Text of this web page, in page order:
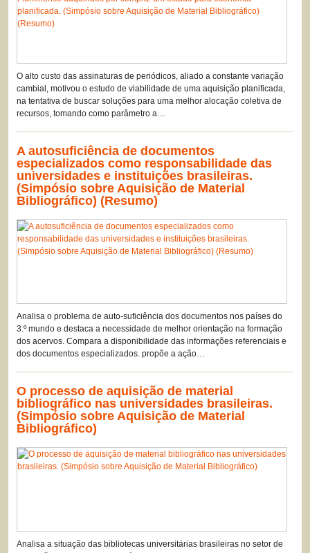
O alto custo das assinaturas de periódicos, aliado a constante variação
cambial, motivou o estudo de viabilidade de uma aquisição planificada,
na tentativa de buscar soluções para uma melhor alocação coletiva de
recursos, tomando como parâmetro a…
A autosuficiência de documentos
especializados como responsabilidade das
universidades e instituições brasileiras.
(Simpósio sobre Aquisição de Material
Bibliográfico) (Resumo)
Analisa o problema de auto-suficiência dos documentos nos países do
3.º mundo e destaca a necessidade de melhor orientação na formação
dos acervos. Compara a disponibilidade das informações referenciais e
dos documentos especializados. propõe a ação…
O processo de aquisição de material
bibliográfico nas universidades brasileiras.
(Simpósio sobre Aquisição de Material
Bibliográfico)
Analisa a situação das bibliotecas universitárias brasileiras no setor de